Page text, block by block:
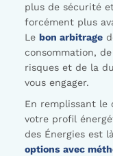
plus de sécurité
forcément plus
Le bon arbitrage
consommation,
risques et de la
vous engager.
En remplissant le
votre profil
des Énergies est
options avec